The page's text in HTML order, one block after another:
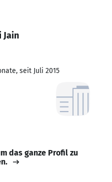
Jain
seit Juli 2015
das ganze Profil zu